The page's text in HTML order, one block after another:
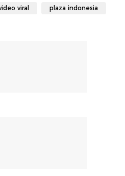
viral plaza indonesia